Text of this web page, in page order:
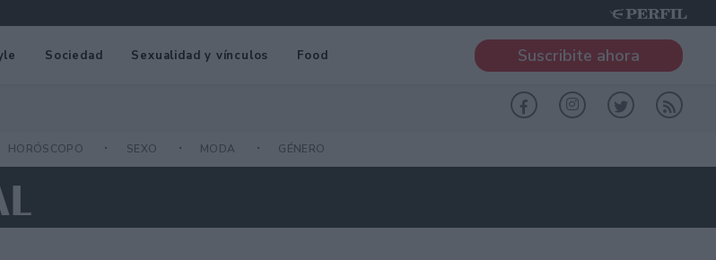
Sociedad Sexualidad y vínculos Food Suscribite ahora
HORÓSCOPO SEXO MODA GÉNERO